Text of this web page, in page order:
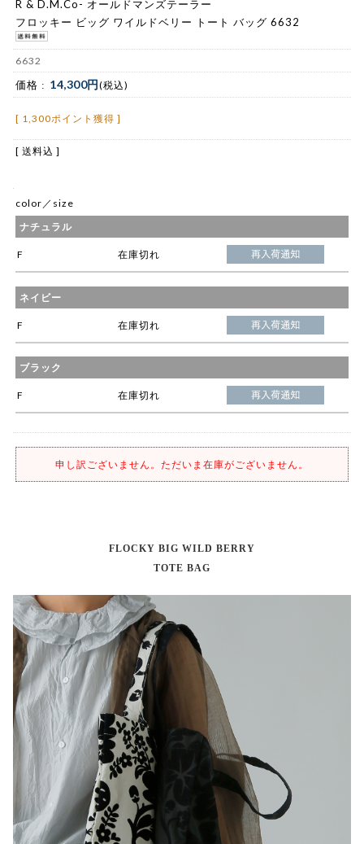
R & D.M.Co- オールドマンズテーラー
フロッキー ビッグ ワイルドベリー トート バッグ 6632
6632
価格 : 14,300円(税込)
[ 1,300ポイント獲得 ]
[ 送料込 ]
color／size
ナチュラル
F 在庫切れ
ネイビー
F 在庫切れ
ブラック
F 在庫切れ
申し訳ございません。ただいま在庫がございません。
FLOCKY BIG WILD BERRY
TOTE BAG